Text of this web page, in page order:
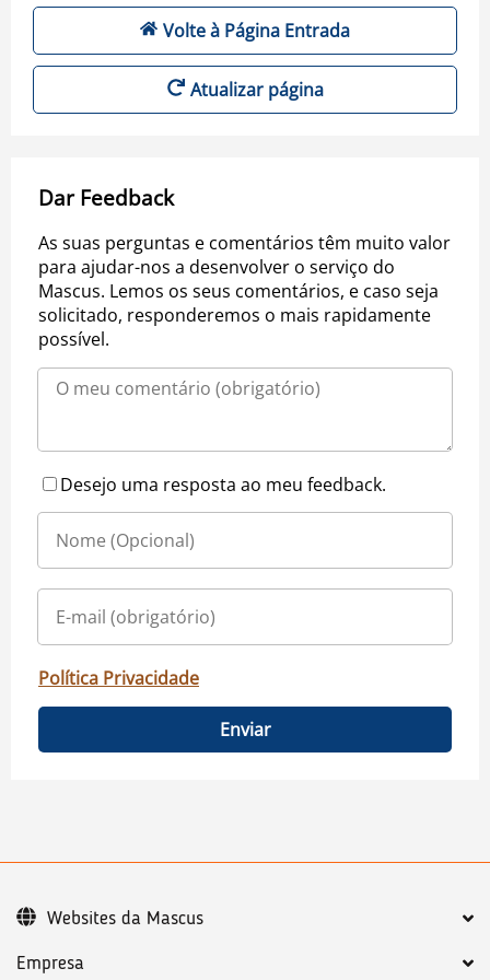
Volte à Página Entrada
Atualizar página
Dar Feedback
As suas perguntas e comentários têm muito valor
para ajudar-nos a desenvolver o serviço do
Mascus. Lemos os seus comentários, e caso seja
solicitado, responderemos o mais rapidamente
possível.
Desejo uma resposta ao meu feedback.
Política Privacidade
Enviar
Empresa
Websites da Mascus